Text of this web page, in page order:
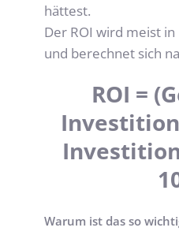
hättest.
Der ROI wird meist
und berechnet sich
ROI =
Warum ist das so